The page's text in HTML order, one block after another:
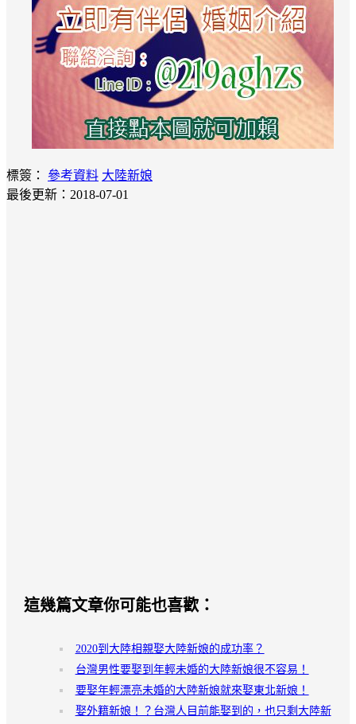
標簽： 參考資料 大陸新娘
最後更新：2018-07-01
這幾篇文章你可能也喜歡：
2020到大陸相親娶大陸新娘的成功率？
台灣男性要娶到年輕未婚的大陸新娘很不容易！
要娶年輕漂亮未婚的大陸新娘就來娶東北新娘！
娶外籍新娘！？台灣人目前能娶到的，也只剩大陸新